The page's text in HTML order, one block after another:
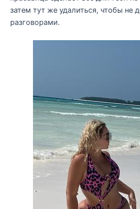
затем тут же удалиться, чтобы не
разговорами.